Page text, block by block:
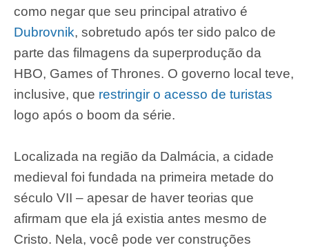
como negar que seu principal atrativo é
Dubrovnik, sobretudo após ter sido palco de
parte das filmagens da superprodução da
HBO, Games of Thrones. O governo local teve,
inclusive, que restringir o acesso de turistas
logo após o boom da série.
Localizada na região da Dalmácia, a cidade
medieval foi fundada na primeira metade do
século VII – apesar de haver teorias que
afirmam que ela já existia antes mesmo de
Cristo. Nela, você pode ver construções